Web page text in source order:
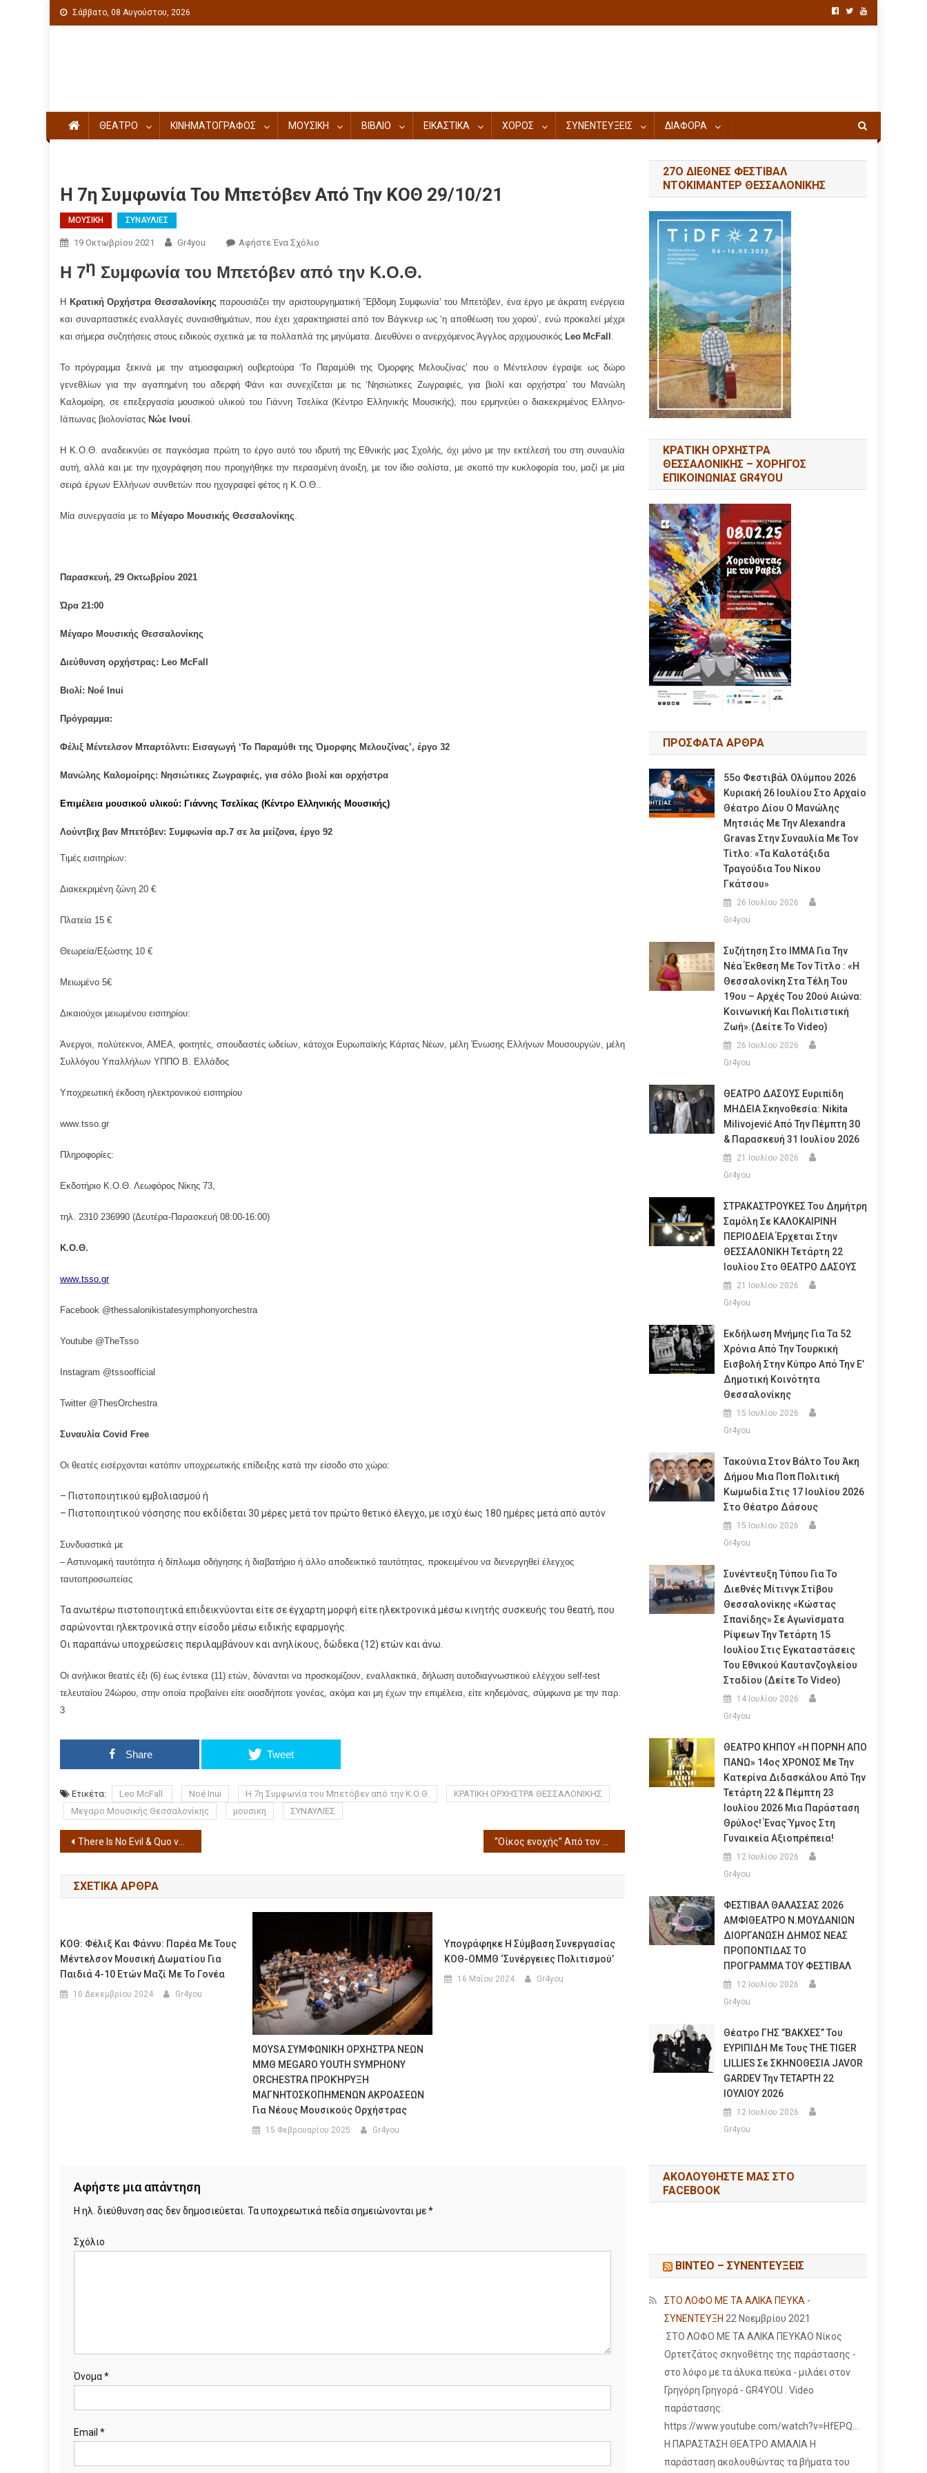
Σάββατο, 08 Αυγούστου, 2026
ΘΕΑΤΡΟ ΚΙΝΗΜΑΤΟΓΡΑΦΟΣ ΜΟΥΣΙΚΗ ΒΙΒΛΙΟ ΕΙΚΑΣΤΙΚΑ ΧΟΡΟΣ ΣΥΝΕΝΤΕΥΞΕΙΣ ΔΙΑΦΟΡΑ
Η 7η Συμφωνία Του Μπετόβεν Από Την ΚΟΘ 29/10/21
ΜΟΥΣΙΚΗ ΣΥΝΑΥΛΙΕΣ
19 Οκτωβρίου 2021 Gr4you Αφήστε Ένα Σχόλιο
Η 7η Συμφωνία του Μπετόβεν από την Κ.Ο.Θ.
Η Κρατική Ορχήστρα Θεσσαλονίκης παρουσιάζει την αριστουργηματική ‘Έβδομη Συμφωνία’ του Μπετόβεν, ένα έργο με άκρατη ενέργεια
και συναρπαστικές εναλλαγές συναισθημάτων, που έχει χαρακτηριστεί από τον Βάγκνερ ως ‘η αποθέωση του χορού’, ενώ προκαλεί μέχρι
και σήμερα συζητήσεις στους ειδικούς σχετικά με τα πολλαπλά της μηνύματα. Διευθύνει ο ανερχόμενος Άγγλος αρχιμουσικός Leo McFall .
Το πρόγραμμα ξεκινά με την ατμοσφαιρική ουβερτούρα ‘Το Παραμύθι της Όμορφης Μελουζίνας’ που ο Μέντελσον έγραψε ως δώρο
γενεθλίων για την αγαπημένη του αδερφή Φάνι και συνεχίζεται με τις ‘Νησιώτικες Ζωγραφιές, για βιολί και ορχήστρα’ του Μανώλη
Καλομοίρη, σε επεξεργασία μουσικού υλικού του Γιάννη Τσελίκα (Κέντρο Ελληνικής Μουσικής), που ερμηνεύει ο διακεκριμένος Ελληνο-
Ιάπωνας βιολονίστας Νώε Ινουί.
Η Κ.Ο.Θ. αναδεικνύει σε παγκόσμια πρώτη το έργο αυτό του ιδρυτή της Εθνικής μας Σχολής, όχι μόνο με την εκτέλεσή του στη συναυλία
αυτή, αλλά και με την ηχογράφηση που προηγήθηκε την περασμένη άνοιξη, με τον ίδιο σολίστα, με σκοπό την κυκλοφορία του, μαζί με μία
σειρά έργων Ελλήνων συνθετών που ηχογραφεί φέτος η Κ.Ο.Θ..
Μία συνεργασία με το Μέγαρο Μουσικής Θεσσαλονίκης.
Παρασκευή, 29 Οκτωβρίου 2021
Ώρα 21:00
Μέγαρο Μουσικής Θεσσαλονίκης
Διεύθυνση ορχήστρας: Leo McFall
Βιολί: Noé Inui
Πρόγραμμα:
Φέλιξ Μέντελσον Μπαρτόλντι: Εισαγωγή ‘Το Παραμύθι της Όμορφης Μελουζίνας’, έργο 32
Μανώλης Καλομοίρης: Νησιώτικες Ζωγραφιές, για σόλο βιολί και ορχήστρα
Επιμέλεια μουσικού υλικού: Γιάννης Τσελίκας (Κέντρο Ελληνικής Μουσικής)
Λούντβιχ βαν Μπετόβεν: Συμφωνία αρ.7 σε λα μείζονα, έργο 92
Τιμές εισιτηρίων:
Διακεκριμένη ζώνη 20 €
Πλατεία 15 €
Θεωρεία/Εξώστης 10 €
Μειωμένο 5€
Δικαιούχοι μειωμένου εισιτηρίου:
Άνεργοι, πολύτεκνοι, ΑΜΕΑ, φοιτητές, σπουδαστές ωδείων, κάτοχοι Ευρωπαϊκής Κάρτας Νέων, μέλη Ένωσης Ελλήνων Μουσουργών, μέλη
Συλλόγου Υπαλλήλων ΥΠΠΟ Β. Ελλάδος
Υποχρεωτική έκδοση ηλεκτρονικού εισιτηρίου
www.tsso.gr
Πληροφορίες:
Εκδοτήριο Κ.Ο.Θ. Λεωφόρος Νίκης 73,
τηλ. 2310 236990 (Δευτέρα-Παρασκευή 08:00-16:00)
Κ.Ο.Θ.
www.tsso.gr
Facebook @thessalonikistatesymphonyorchestra
Youtube @TheTsso
Instagram @tssoofficial
Twitter @ThesOrchestra
Συναυλία Covid Free
Οι θεατές εισέρχονται κατόπιν υποχρεωτικής επίδειξης κατά την είσοδο στο χώρο:
– Πιστοποιητικού εμβολιασμού ή
– Πιστοποιητικού νόσησης που εκδίδεται 30 μέρες μετά τον πρώτο θετικό έλεγχο, με ισχύ έως 180 ημέρες μετά από αυτόν
Συνδυαστικά με
– Αστυνομική ταυτότητα ή δίπλωμα οδήγησης ή διαβατήριο ή άλλο αποδεικτικό ταυτότητας, προκειμένου να διενεργηθεί έλεγχος
ταυτοπροσωπείας
Τα ανωτέρω πιστοποιητικά επιδεικνύονται είτε σε έγχαρτη μορφή είτε ηλεκτρονικά μέσω κινητής συσκευής του θεατή, που
σαρώνονται ηλεκτρονικά στην είσοδο μέσω ειδικής εφαρμογής.
Οι παραπάνω υποχρεώσεις περιλαμβάνουν και ανηλίκους, δώδεκα (12) ετών και άνω.
Οι ανήλικοι θεατές έξι (6) έως έντεκα (11) ετών, δύνανται να προσκομίζουν, εναλλακτικά, δήλωση αυτοδιαγνωστικού ελέγχου self-test
τελευταίου 24ώρου, στην οποία προβαίνει είτε οιοσδήποτε γονέας, ακόμα και μη έχων την επιμέλεια, είτε κηδεμόνας, σύμφωνα με την παρ.
3
Share Tweet
Ετικέτα: Leo McFall. Noé Inui Η 7η Συμφωνία του Μπετόβεν από την Κ.Ο.Θ.
ΚΡΑΤΙΚΗ ΟΡΧΗΣΤΡΑ ΘΕΣΣΑΛΟΝΙΚΗΣ
Μεγαρο Μουσικής Θεσσαλονίκης
μουσικη ΣΥΝΑΥΛΙΕΣ
There Is No Evil & Quo vadis, Aida? στις αίθουσες του Φεστιβάλ Κινηματογράφου Θεσσαλονίκης, στο Ολύμπιον και την Αποθήκη 1!
ΣΧΕΤΙΚΆ ΆΡΘΡΑ
ΚΟΘ: Φέλιξ Και Φάννυ: Παρέα Με Τους
Μέντελσον Μουσική Δωματίου Για
Παιδιά 4-10 Ετών Μαζί Με Το Γονέα
10 Δεκεμβρίου 2024 Gr4you
MOYSA ΣΥΜΦΩΝΙΚΗ ΟΡΧΗΣΤΡΑ ΝΕΩΝ
ΜΜΘ MEGARO YOUTH SYMPHONY
ORCHESTRA ΠΡΟΚΉΡΥΞΗ
ΜΑΓΝΗΤΟΣΚΟΠΗΜΕΝΩΝ ΑΚΡΟΑΣΕΩΝ
Για Νέους Μουσικούς Ορχήστρας
15 Φεβρουαρίου 2025 Gr4you
Υπογράφηκε Η Σύμβαση Συνεργασίας
ΚΟΘ-ΟΜΜΘ ‘Συνέργειες Πολιτισμού’
16 Μαΐου 2024 Gr4you
Αφήστε μια απάντηση
Η ηλ. διεύθυνση σας δεν δημοσιεύεται. Τα υποχρεωτικά πεδία σημειώνονται με*
Σχόλιο
Όνομα*
Email *
27Ο ΔΙΕΘΝΕΣ ΦΕΣΤΙΒΑΛ
ΝΤΟΚΙΜΑΝΤΕΡ ΘΕΣΣΑΛΟΝΙΚΗΣ
ΚΡΑΤΙΚΗ ΟΡΧΗΣΤΡΑ
ΘΕΣΣΑΛΟΝΙΚΗΣ – ΧΟΡΗΓΟΣ
ΕΠΙΚΟΙΝΩΝΙΑΣ GR4YOU
ΠΡΟΣΦΑΤΑ ΑΡΘΡΑ
55ο Φεστιβάλ Ολύμπου 2026
Κυριακή 26 Ιουλίου Στο Αρχαίο
Θέατρο Δίου Ο Μανώλης
Μητσιάς Με Την Alexandra
Gravas Στην Συναυλία Με Τον
Τίτλο: «τα Καλοτάξιδα
Τραγούδια Του Νίκου
Γκάτσου»
26 Ιουλίου 2026
Gr4you
Συζήτηση Στο ΙΜΜΑ Για Την
Νέα Έκθεση Με Τον Τίτλο : «Η
Θεσσαλονίκη Στα Τέλη Του
19ου – Αρχές Του 20ού Αιώνα:
Κοινωνική Και Πολιτιστική
Ζωή».(Δείτε Το Video)
26 Ιουλίου 2026
Gr4you
ΘΕΑΤΡΟ ΔΑΣΟΥΣ Ευριπίδη
ΜΗΔΕΙΑ Σκηνοθεσία: Nikita
Milivojević Από Την Πέμπτη 30
& Παρασκευή 31 Ιουλίου 2026
21 Ιουλίου 2026
Gr4you
ΣΤΡΑΚΑΣΤΡΟΥΚΕΣ Του Δημήτρη
Σαμόλη Σε ΚΑΛΟΚΑΙΡΙΝΗ
ΠΕΡΙΟΔΕΙΑ Έρχεται Στην
ΘΕΣΣΑΛΟΝΙΚΗ Τετάρτη 22
Ιουλίου Στο ΘΕΑΤΡΟ ΔΑΣΟΥΣ
21 Ιουλίου 2026
Gr4you
Εκδήλωση Μνήμης Για Τα 52
Χρόνια Από Την Τουρκική
Εισβολή Στην Κύπρο Από Την Ε’
Δημοτική Κοινότητα
Θεσσαλονίκης
15 Ιουλίου 2026
Gr4you
Τακούνια Στον Βάλτο Του Άκη
Δήμου Μια Ποπ Πολιτική
Κωμωδία Στις 17 Ιουλίου 2026
Στο Θέατρο Δάσους
15 Ιουλίου 2026
Gr4you
Συνέντευξη Τύπου Για Το
Διεθνές Μίτινγκ Στίβου
Θεσσαλονίκης «Κώστας
Σπανίδης» Σε Αγωνίσματα
Ρίψεων Την Τετάρτη 15
Ιουλίου Στις Εγκαταστάσεις
Του Εθνικού Καυτανζογλείου
Σταδίου (Δείτε Το Video)
14 Ιουλίου 2026
Gr4you
ΘΕΑΤΡΟ ΚΗΠΟΥ «Η ΠΟΡΝΗ ΑΠΟ
ΠΑΝΩ» 14ος ΧΡΟΝΟΣ Με Την
Κατερίνα Διδασκάλου Από Την
Τετάρτη 22 & Πέμπτη 23
Ιουλίου 2026 Μια Παράσταση
Θρύλος! Ένας Ύμνος Στη
Γυναικεία Αξιοπρέπεια!
12 Ιουλίου 2026
Gr4you
ΦΕΣΤΙΒΑΛ ΘΑΛΑΣΣΑΣ 2026
ΑΜΦΙΘΕΑΤΡΟ Ν.ΜΟΥΔΑΝΙΩΝ
ΔΙΟΡΓΑΝΩΣΗ ΔΗΜΟΣ ΝΕΑΣ
ΠΡΟΠΟΝΤΙΔΑΣ ΤΟ
ΠΡΟΓΡΑΜΜΑ ΤΟΥ ΦΕΣΤΙΒΑΛ
12 Ιουλίου 2026
Gr4you
Θέατρο ΓΗΣ ”ΒΑΚΧΕΣ” Του
ΕΥΡΙΠΙΔΗ Με Τους THE TIGER
LILLIES Σε ΣΚΗΝΟΘΕΣΙΑ JAVOR
GARDEV Την ΤΕΤΑΡΤΗ 22
ΙΟΥΛΙΟΥ 2026
12 Ιουλίου 2026
Gr4you
ΑΚΟΛΟΥΘΉΣΤΕ ΜΑΣ ΣΤΟ
FACEBOOK
ΒΙΝΤΕΟ – ΣΥΝΕΝΤΕΥΞΕΙΣ
ΣΤΟ ΛΟΦΟ ΜΕ ΤΑ ΑΛΙΚΑ ΠΕΥΚΑ -
ΣΥΝΕΝΤΕΥΞΗ 22 Νοεμβρίου 2021
ΣΤΟ ΛΟΦΟ ΜΕ ΤΑ ΑΛΙΚΑ ΠΕΥΚΑΟ Νίκος
Ορτετζάτος σκηνοθέτης της παράστασης -
στο λόφο με τα άλυκα πεύκα - μιλάει στον
Γρηγόρη Γρηγορά - GR4YOU . Video
παράστασης:
https://www.youtube.com/watch?v=HfEPQ...
Η ΠΑΡΑΣΤΑΣΗ ΘΕΑΤΡΟ ΑΜΑΛΙΑ Η
παράσταση ακολουθώντας τα βήματα του